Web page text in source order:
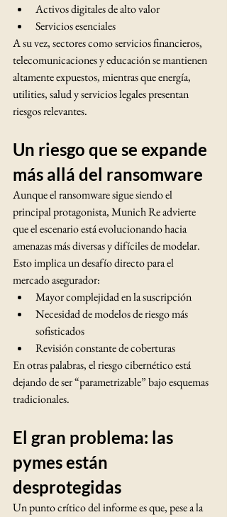
Activos digitales de alto valor
Servicios esenciales
A su vez, sectores como servicios financieros,
telecomunicaciones y educación se mantienen
altamente expuestos, mientras que energía,
utilities, salud y servicios legales presentan
riesgos relevantes.
Un riesgo que se expande
más allá del ransomware
Aunque el ransomware sigue siendo el
principal protagonista, Munich Re advierte
que el escenario está evolucionando hacia
amenazas más diversas y difíciles de modelar.
Esto implica un desafío directo para el
mercado asegurador:
Mayor complejidad en la suscripción
Necesidad de modelos de riesgo más
sofisticados
Revisión constante de coberturas
En otras palabras, el riesgo cibernético está
dejando de ser “parametrizable” bajo esquemas
tradicionales.
El gran problema: las
pymes están
desprotegidas
Un punto crítico del informe es que, pese a la